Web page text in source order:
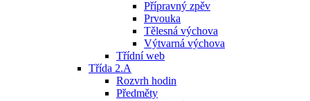
Přípravný zpěv
Prvouka
Tělesná výchova
Výtvarná výchova
Třídní web
Třída 2.A
Rozvrh hodin
Předměty